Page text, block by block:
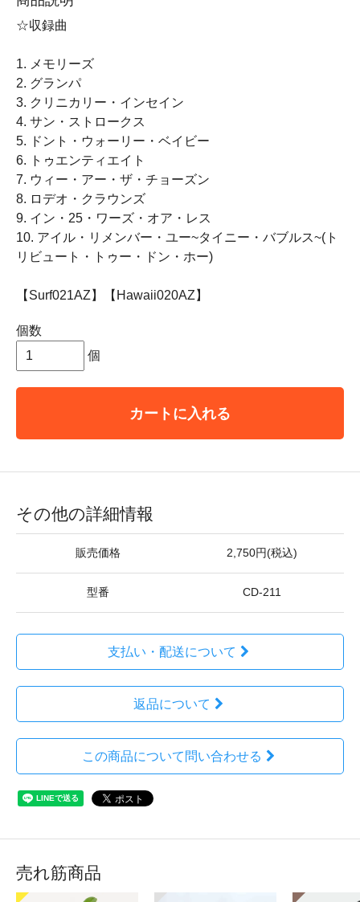
☆収録曲
1. メモリーズ
2. グランパ
3. クリニカリー・インセイン
4. サン・ストロークス
5. ドント・ウォーリー・ベイビー
6. トゥエンティエイト
7. ウィー・アー・ザ・チョーズン
8. ロデオ・クラウンズ
9. イン・25・ワーズ・オア・レス
10. アイル・リメンバー・ユー~タイニー・バブルス~(ト
リビュート・トゥー・ドン・ホー)
【Surf021AZ】【Hawaii020AZ】
個数
個
カートに入れる
その他の詳細情報
販売価格 2,750円(税込)
型番 CD-211
支払い・配送について
返品について
この商品について問い合わせる
売れ筋商品